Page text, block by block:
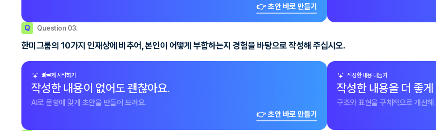
👉 초안 바로 만들기
Q Question 03.
한미그룹의 10가지 인재상에 비추어, 본인이 어떻게 부합하는지 경험을 바탕으로 작성해 주십시오.
빠르게 시작하기
작성한 내용이 없어도 괜찮아요.
AI로 문항에 맞게 초안을 만들어 드려요.
👉 초안 바로 만들기
작성한 내용 다듬기
작성한 내용을 더 좋
구조와 표현을 구체적으로 개선해